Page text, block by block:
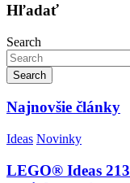
Hľadať
Search
Search
Najnovšie články
Ideas Novinky
LEGO® Ideas